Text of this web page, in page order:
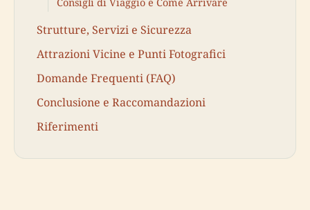
Strutture, Servizi e Sicurezza
Attrazioni Vicine e Punti Fotografici
Domande Frequenti (FAQ)
Conclusione e Raccomandazioni
Riferimenti